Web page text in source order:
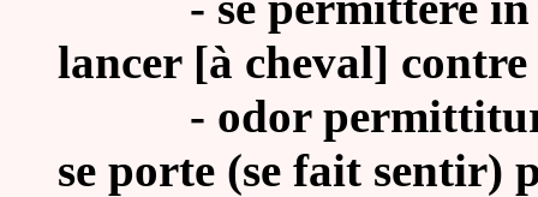
lancer [à cheval]
- odor
se porte (se fait sentir)